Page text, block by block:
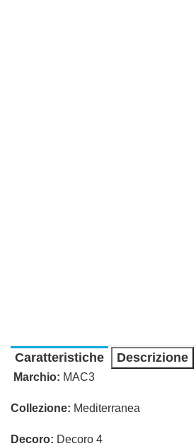
Caratteristiche Descrizione
Marchio: MAC3
Collezione: Mediterranea
Decoro: Decoro 4